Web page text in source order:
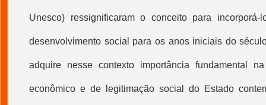
Unesco) ressignificaram o conceito para
desenvolvimento social para os anos iniciais do
adquire nesse contexto importância fundamental
econômico e de legitimação social do Estado